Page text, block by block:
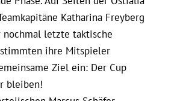
Katharina Freyberg
nochmal letzte taktische
ihre Mitspieler
Ziel ein: Der Cup
bleiben!